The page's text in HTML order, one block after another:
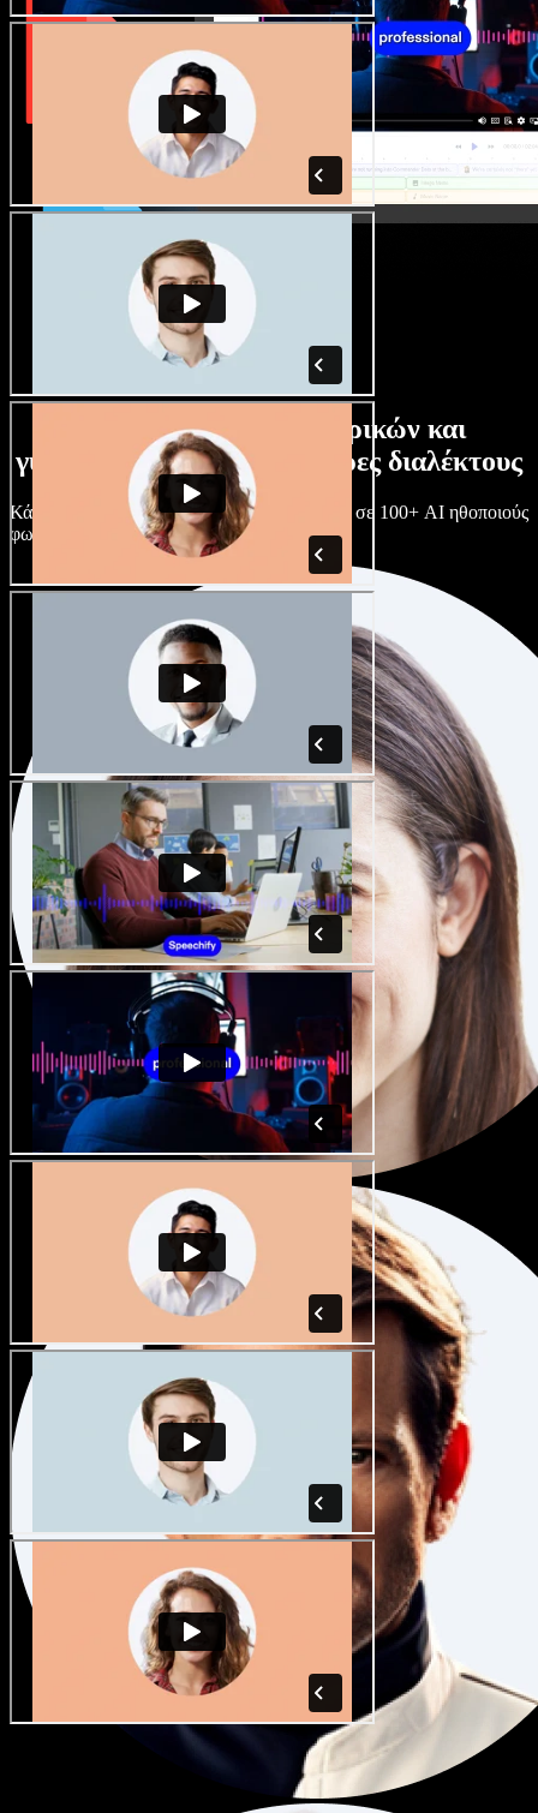
Τεράστια συλλογή ανδρικών και
γυναικείων φωνών με άπειρες διαλέκτους
Κάθε έργο είναι μοναδικό. Διάλεξε ανάμεσα σε 100+ AI ηθοποιούς
φωνής & διαλέκτους και κάν’ τους όπως θες.